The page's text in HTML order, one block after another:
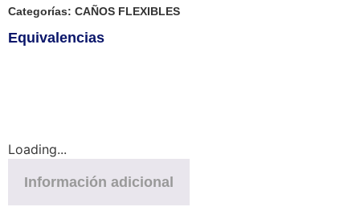
Categorías: CAÑOS FLEXIBLES
Equivalencias
Loading...
Información adicional